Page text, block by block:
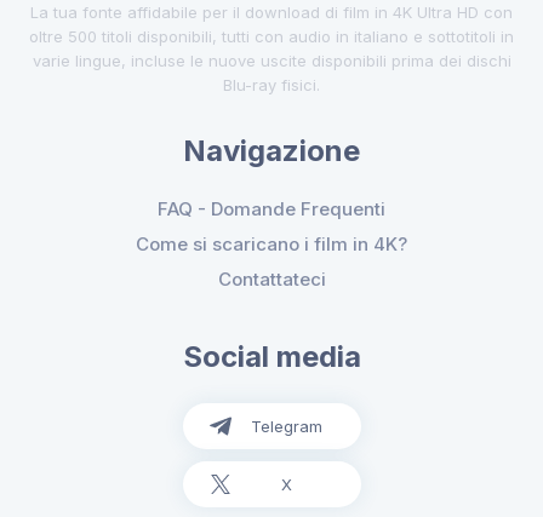
La tua fonte affidabile per il download di film in 4K Ultra HD con
oltre 500 titoli disponibili, tutti con audio in italiano e sottotitoli in
varie lingue, incluse le nuove uscite disponibili prima dei dischi
Blu-ray fisici.
Navigazione
FAQ - Domande Frequenti
Come si scaricano i film in 4K?
Contattateci
Social media
Telegram
X